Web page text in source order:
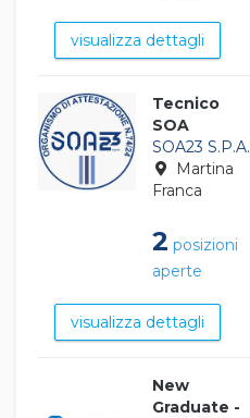
visualizza dettagli
Tecnico
SOA
SOA23 S.P.A.
Martina
Franca
2 posizioni
aperte
visualizza dettagli
New
Graduate -